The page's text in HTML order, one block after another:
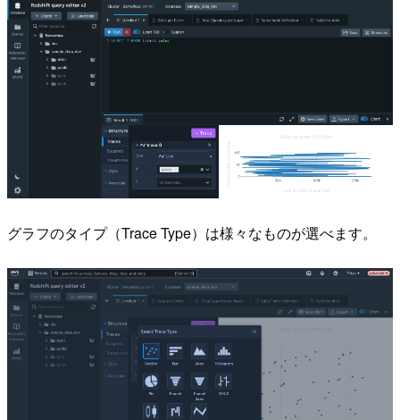
グラフのタイプ（Trace Type）は様々なものが選べます。